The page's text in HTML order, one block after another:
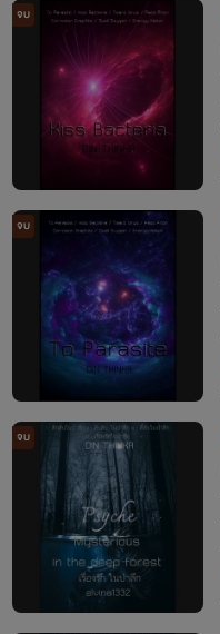
จบ
จบ
จบ